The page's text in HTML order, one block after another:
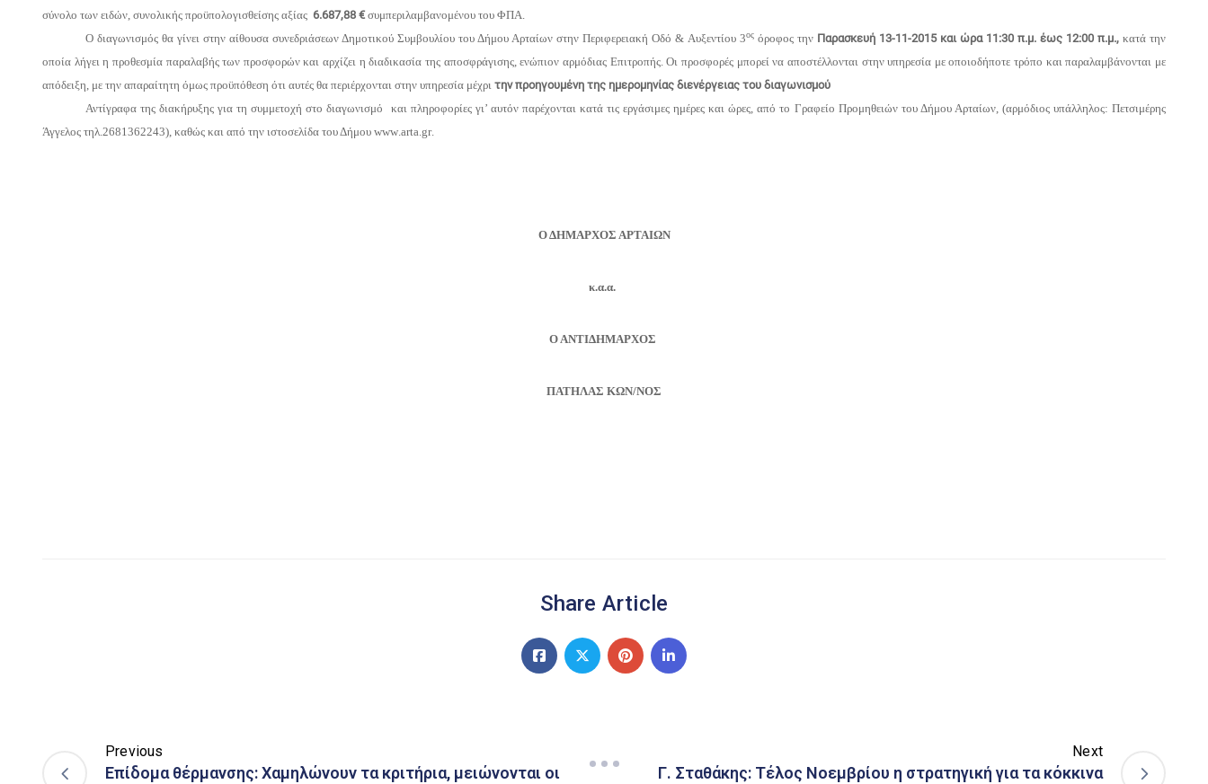
σύνολο των ειδών, συνολικής προϋπολογισθείσης αξίας 6.687,88 € συμπεριλαμβανομένου του ΦΠΑ.
Ο διαγωνισμός θα γίνει στην αίθουσα συνεδριάσεων Δημοτικού Συμβουλίου του Δήμου Αρταίων στην Περιφερειακή Οδό & Αυξεντίου 3οςόροφος την Παρασκευή 13-11-2015 και ώρα 11:30 π.μ. έως 12:00 π.μ.,κατά την
οποία λήγει η προθεσμία παραλαβής των προσφορών και αρχίζει η διαδικασία της αποσφράγισης, ενώπιον αρμόδιας Επιτροπής. Οι προσφορές μπορεί να αποστέλλονται στην υπηρεσία με οποιοδήποτε τρόπο και παραλαμβάνονται με
απόδειξη, με την απαραίτητη όμως προϋπόθεση ότι αυτές θα περιέρχονται στην υπηρεσία μέχρι την προηγουμένη της ημερομηνίας διενέργειας του διαγωνισμού
Αντίγραφα της διακήρυξης για τη συμμετοχή στο διαγωνισμό και πληροφορίες γι’ αυτόν παρέχονται κατά τις εργάσιμες ημέρες και ώρες, από το Γραφείο Προμηθειών του Δήμου Αρταίων, (αρμόδιος υπάλληλος: Πετσιμέρης
Άγγελος τηλ.2681362243), καθώς και από την ιστοσελίδα του Δήμου www.arta.gr.
Ο ΔΗΜΑΡΧΟΣ ΑΡΤΑΙΩΝ
κ.α.α.
Ο ΑΝΤΙΔΗΜΑΡΧΟΣ
ΠΑΤΗΛΑΣ ΚΩΝ/ΝΟΣ
Share Article
Previous
Επίδομα θέρμανσης: Χαμηλώνουν τα κριτήρια, μειώνονται οι
Next
Γ. Σταθάκης: Τέλος Νοεμβρίου η στρατηγική για τα κόκκινα